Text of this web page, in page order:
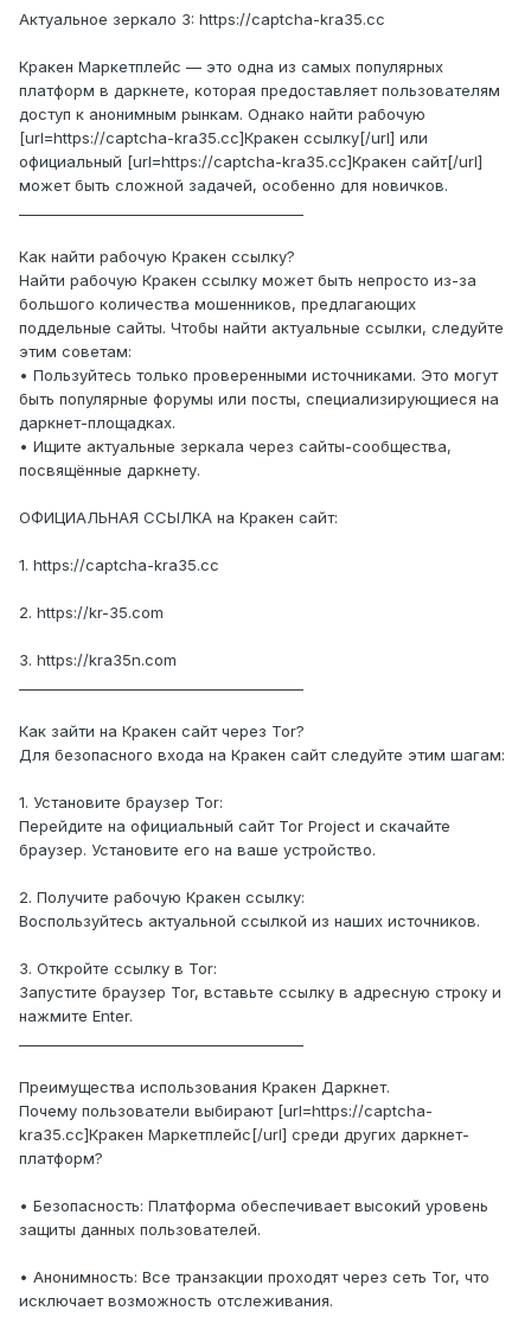
Актуальное зеркало 3: https://captcha-kra35.cc
Кракен Маркетплейс — это одна из самых популярных
платформ в даркнете, которая предоставляет пользователям
доступ к анонимным рынкам. Однако найти рабочую
[url=https://captcha-kra35.cc]Кракен ссылку[/url] или
официальный [url=https://captcha-kra35.cc]Кракен сайт[/url]
может быть сложной задачей, особенно для новичков.
Как найти рабочую Кракен ссылку?
Найти рабочую Кракен ссылку может быть непросто из-за
большого количества мошенников, предлагающих
поддельные сайты. Чтобы найти актуальные ссылки, следуйте
этим советам:
• Пользуйтесь только проверенными источниками. Это могут
быть популярные форумы или посты, специализирующиеся на
даркнет-площадках.
• Ищите актуальные зеркала через сайты-сообщества,
посвящённые даркнету.
ОФИЦИАЛЬНАЯ ССЫЛКА на Кракен сайт:
1. https://captcha-kra35.cc
2. https://kr-35.com
3. https://kra35n.com
Как зайти на Кракен сайт через Tor?
Для безопасного входа на Кракен сайт следуйте этим шагам:
1. Установите браузер Tor:
Перейдите на официальный сайт Tor Project и скачайте
браузер. Установите его на ваше устройство.
2. Получите рабочую Кракен ссылку:
Воспользуйтесь актуальной ссылкой из наших источников.
3. Откройте ссылку в Tor:
Запустите браузер Tor, вставьте ссылку в адресную строку и
нажмите Enter.
Преимущества использования Кракен Даркнет.
Почему пользователи выбирают [url=https://captcha-
kra35.cc]Кракен Маркетплейс[/url] среди других даркнет-
платформ?
• Безопасность: Платформа обеспечивает высокий уровень
защиты данных пользователей.
• Анонимность: Все транзакции проходят через сеть Tor, что
исключает возможность отслеживания.